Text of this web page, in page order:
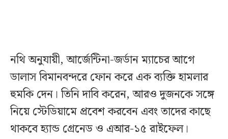
নথি অনুযায়ী, আর্জেন্টিনা-জর্ডান ম্যাচের আগে
ডালাস বিমানবন্দরে ফোন করে এক ব্যক্তি হামলার
হুমকি দেন। তিনি দাবি করেন, আরও দুজনকে সঙ্গে
নিয়ে স্টেডিয়ামে প্রবেশ করবেন এবং তাদের কাছে
থাকবে হ্যান্ড গ্রেনেড ও এআর-১৫ রাইফেল।